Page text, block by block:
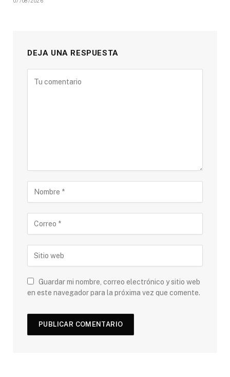
DEJA UNA RESPUESTA
Guardar mi nombre, correo electrónico y sitio web
en este navegador para la próxima vez que comente.